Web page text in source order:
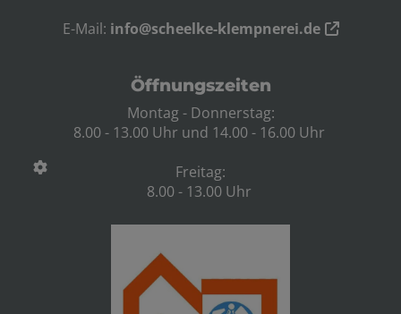
E-Mail: info@scheelke-klempnerei.de
Öffnungszeiten
Montag - Donnerstag:
8.00 - 13.00 Uhr und 14.00 - 16.00 Uhr
Freitag:
8.00 - 13.00 Uhr